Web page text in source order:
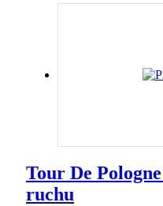
Tour De
ruchu